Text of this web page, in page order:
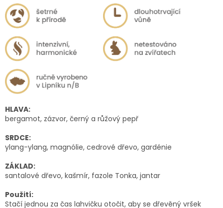
HLAVA:
bergamot, zázvor, černý a růžový pepř
SRDCE:
ylang-ylang, magnólie, cedrové dřevo, gardénie
ZÁKLAD:
santalové dřevo, kašmír, fazole Tonka, jantar
Použití:
Stačí jednou za čas lahvičku otočit, aby se dřevěný vršek